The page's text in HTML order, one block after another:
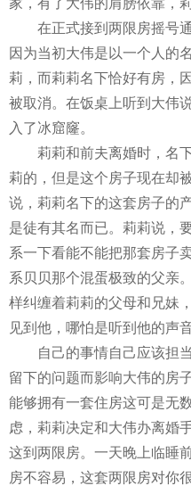
家，有了大伟的肩膀依靠，
在正式接到两限房摇号通
因为当初大伟是以一个人的
莉，而莉莉名下恰好有房，
被取消。在饭桌上听到大伟
入了冰窟窿。
莉莉和前夫离婚时，名下
莉的，但是这个房子现在却
说，莉莉名下的这套房子的
是徒有其名而已。莉莉说，
系一下看能不能把那套房子
系贝贝那个混蛋极致的父亲
样纠缠着莉莉的父母和兄妹
见到他，哪怕是听到他的声
自己的事情自己应该担当
留下的问题而影响大伟的房
能够拥有一套住房这可是无
虑，莉莉决定和大伟办离婚
这到两限房。一天晚上临睡
房不容易，这套两限房对你